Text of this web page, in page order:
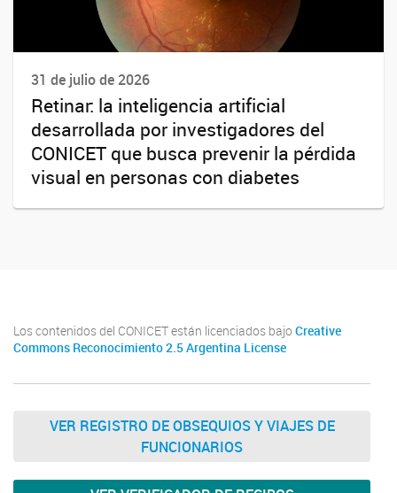
31 de julio de 2026
Retinar: la inteligencia artificial
desarrollada por investigadores del
CONICET que busca prevenir la pérdida
visual en personas con diabetes
Los contenidos del CONICET están licenciados bajo Creative
Commons Reconocimiento 2.5 Argentina License
VER REGISTRO DE OBSEQUIOS Y VIAJES DE
FUNCIONARIOS